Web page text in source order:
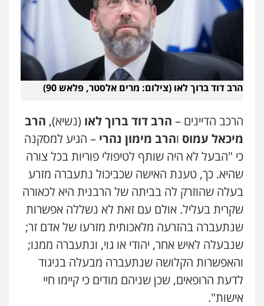
0505212444
עו"ד קובי בן שעיה
פלילי צווארון לבן צבאי
0524040052
פלילי צבאי סמים אלימות במשפחה צווארון
0507368203
עו"ד לימור רוט חזן
פלילי מעצרים צווארון לבן פשיעה חמורה
0523407232
עו"ד עינב יתח
פלילי פשיעה חמורה עורכי דין לענייני
אסירים צבאי
0546364651
הרב דוד ברוך לאו (צילום: מרים אלסטר, פלאש 90)
הרכב הדיינים – הרב דוד ברוך לאו (נשיא), הרב
מיכאל עמוס והרב מימון נהרי – הגיע למסקנה
כי "הבעל לא היה שותף לטיפולי פוריות בכל צורה
שהיא. כך, טענת האישה שכביכול נתעברה מזרע
בעלה שהוזרק לה בביתה של הרבנית היא לכאורה
שקרית בעליל. אולם עם זאת לא נשללה אפשרות
שנתעברה בהזרעה מלאכותית מזרעו של אדם זר;
שנבעלה לאיש אחר, יהודי או גוי, ונתעברה ממנו;
והאפשרות הקלושה שנתעברה מבעלה בניגוד
לדעת הרופאים, שכן שניהם מודים כי קיימו חיי
אישות".
עו"ד זקי אלעברה
פלילי פשיעה חמורה עורכי דין לענייני אסירים
0559600005
עו"ד מירב נוסבוים
פלילי מעצרים וחקירות נוער עורכי דין
לענייני אסירים
0522331443
רעות כהן – משרד עורכי דין
פלילי צווארון לבן תעבורה אסירים מעצרים
וחקירות